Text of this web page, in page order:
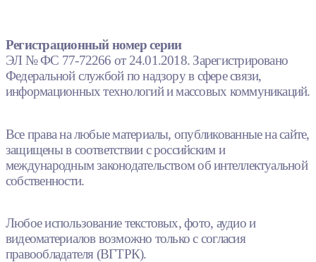
Регистрационный номер серии
ЭЛ № ФС 77-72266 от 24.01.2018. Зарегистрировано
Федеральной службой по надзору в сфере связи,
информационных технологий и массовых коммуникаций.
Все права на любые материалы, опубликованные на сайте,
защищены в соответствии с российским и
международным законодательством об интеллектуальной
собственности.
Любое использование текстовых, фото, аудио и
видеоматериалов возможно только с согласия
правообладателя (ВГТРК).